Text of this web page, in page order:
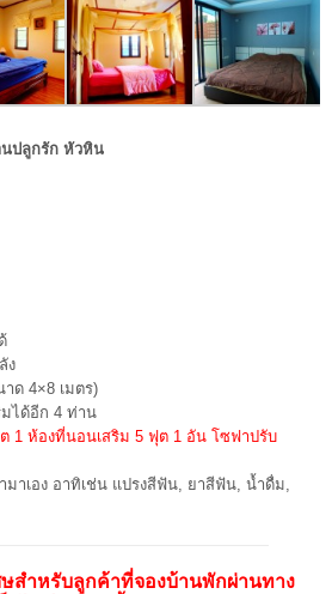
ปลูกรัก หัวหิน
ง
ด 4×8 เมตร)
มได้อีก 4 ท่าน
1 ห้องที่นอนเสริม 5 ฟุต 1 อัน โซฟาปรับ
มาเอง อาทิเช่น แปรงสีฟัน, ยาสีฟัน, น้ำดื่ม,
ษสำหรับลูกค้าที่จองบ้านพักผ่านทาง